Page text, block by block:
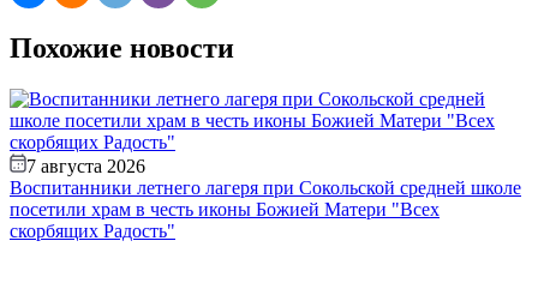
Похожие новости
7 августа 2026
Воспитанники летнего лагеря при Сокольской средней школе
посетили храм в честь иконы Божией Матери "Всех
скорбящих Радость"